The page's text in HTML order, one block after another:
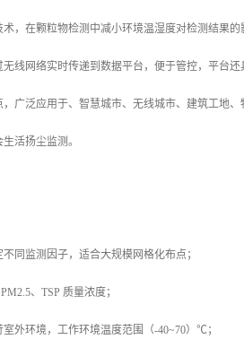
，在颗粒物检测中减小环境温湿度对检测结果的
线网络实时传递到数据平台，便于管控，平台
广泛应用于、智慧城市、无线城市、建筑工地
活扬尘监测。
同监测因子，适合大规模网格化布点；
、TSP 质量浓度；
外环境，工作环境温度范围（-40~70）℃；